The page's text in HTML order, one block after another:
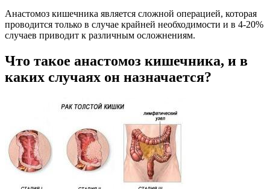
Анастомоз кишечника является сложной операцией, которая
проводится только в случае крайней необходимости и в 4-20%
случаев приводит к различным осложнениям.
Что такое анастомоз кишечника, и в
каких случаях он назначается?